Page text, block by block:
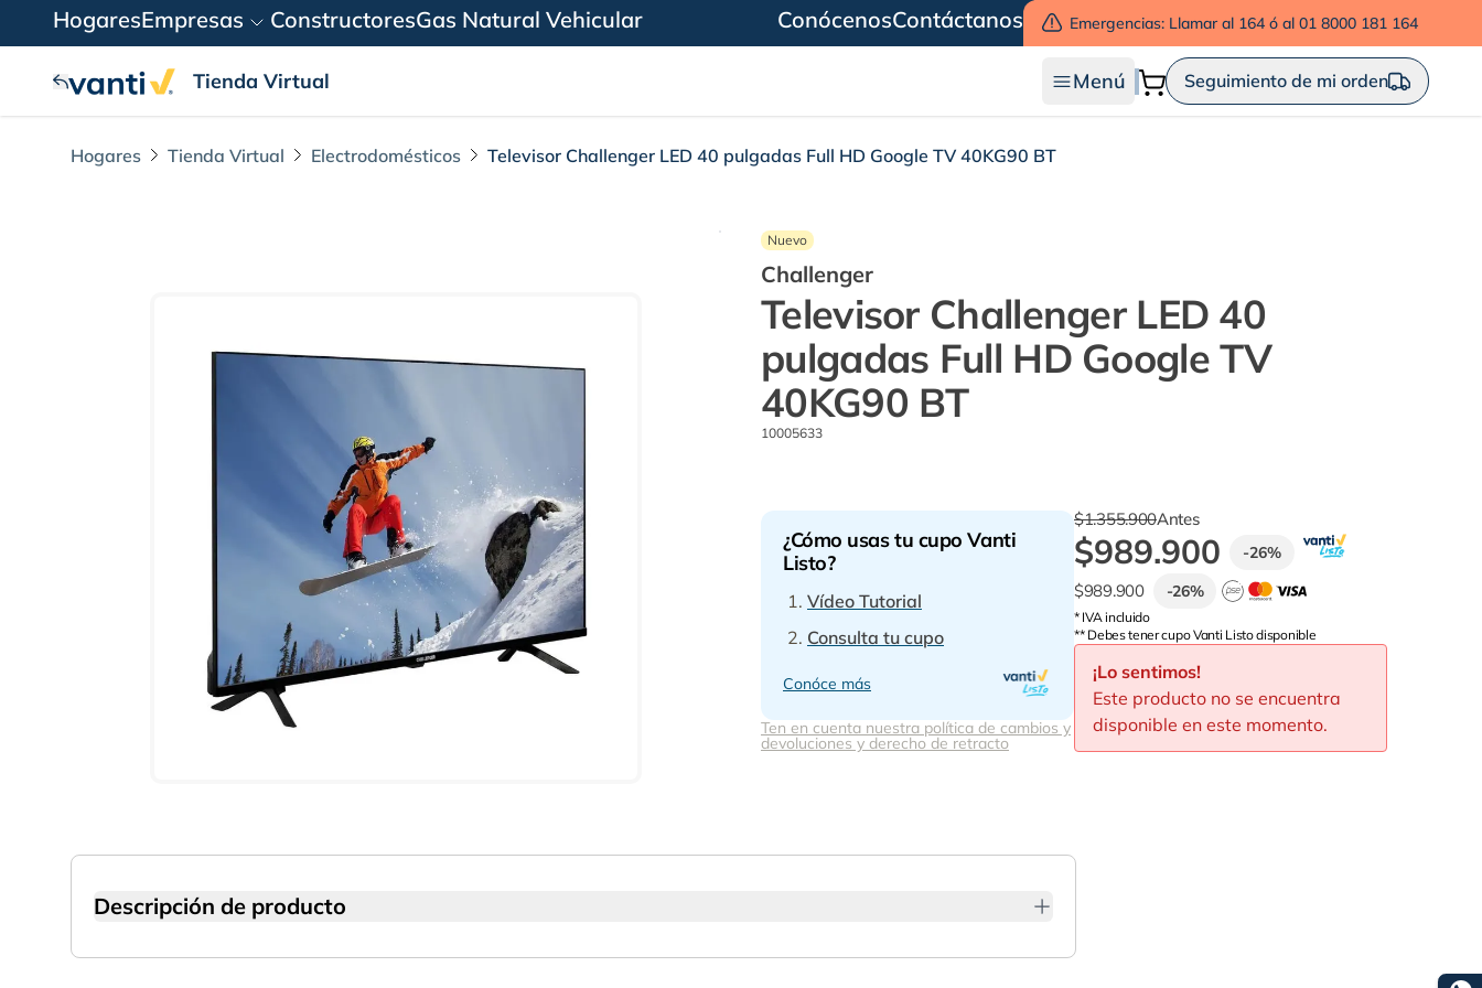
HogaresEmpresas ConstructoresGas Natural Vehicular ConócenosContáctanos Emergencias: Llamar al 164 ó al 01 8000 181 164
Tienda Virtual Menú Seguimiento de mi orden
Hogares Tienda Virtual Electrodomésticos Televisor Challenger LED 40 pulgadas Full HD Google TV 40KG90 BT
Nuevo
Challenger
Televisor Challenger LED 40
pulgadas Full HD Google TV
40KG90 BT
10005633
¿Cómo usas tu cupo Vanti
Listo?
Vídeo Tutorial
Consulta tu cupo
Conóce más
Ten en cuenta nuestra política de cambios y
devoluciones y derecho de retracto
$1.355.900Antes
$989.900 -26%
$989.900 -26%
* IVA incluido
** Debes tener cupo Vanti Listo disponible
¡Lo sentimos!
Este producto no se encuentra
disponible en este momento.
Descripción de producto
Su calidad Full HD te ofrece imágenes nítidas y colores equilibrados, ideales para acompañar cada momento con